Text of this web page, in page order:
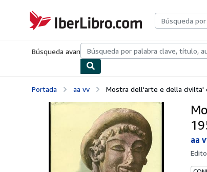
IberLibro.com
Búsqueda avanzadaColecciones Libros antiguosArte y
Portada aa vv Mostra dell'arte e della civilta'
aa